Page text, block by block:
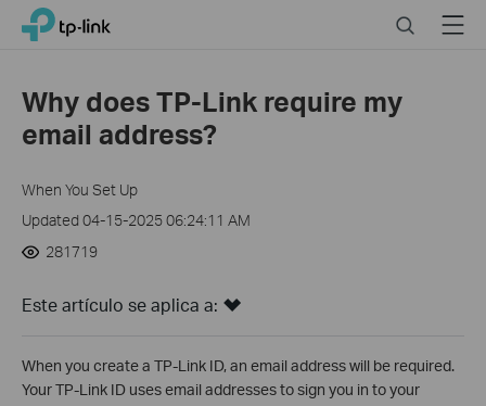
Click
navigation
TP-Link, Reliably Smart SearchMenu
Why does TP-Link require my
email address?
When You Set Up
Updated 04-15-2025 06:24:11 AM
281719
Este artículo se aplica a:
When you create a TP-Link ID, an email address will be required.
Your TP-Link ID uses email addresses to sign you in to your